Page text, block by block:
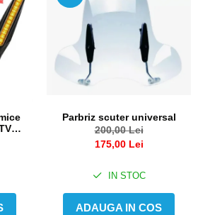
Parbriz scuter universal
200,00 Lei
175,00 Lei
IN STOC
ADAUGA IN COS